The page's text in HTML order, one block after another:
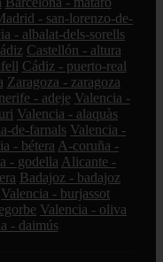
- san-lorenzo-de-
- albalat-dels-sorells
Castellón - altura
Cádiz - puerto-real
Zaragoza - zaragoza
- adeje Valencia -
Valencia - alaquàs
de-farnals Valencia -
- bétera A-coruña -
- godella Alicante -
Badajoz - badajoz
Valencia - burjassot
Valencia - oliva
- daimús